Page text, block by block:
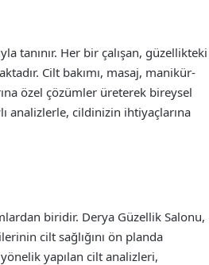
tanınır. Her bir çalışan, güzellikteki
Cilt bakımı, masaj, manikür-
özel çözümler üreterek bireysel
analizlerle, cildinizin ihtiyaçlarına
biridir. Derya Güzellik Salonu,
cilt sağlığını ön planda
yapılan cilt analizleri,